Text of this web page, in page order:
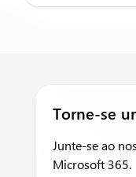
Torne-se
Junte-se ao
Microsoft 365.